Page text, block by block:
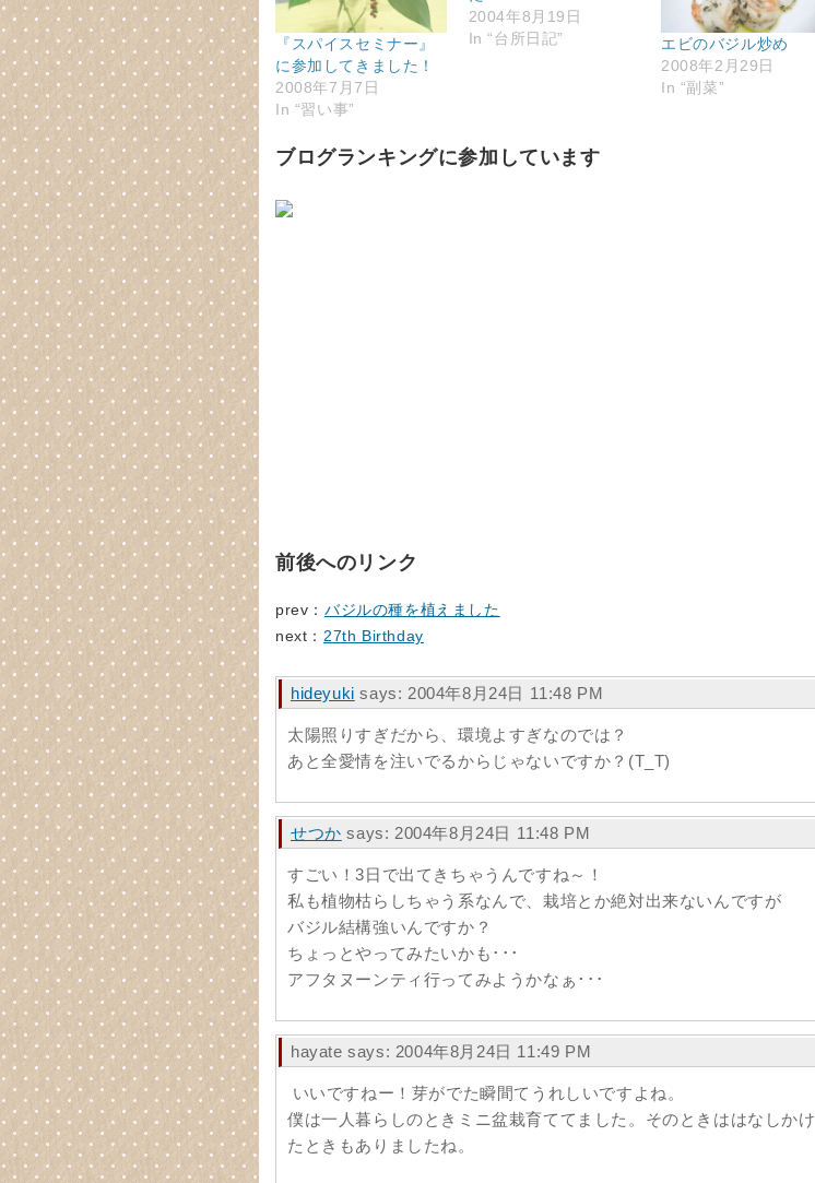
『スパイスセミナー』
に参加してきました！
2008年7月7日
In “習い事”
2004年8月19日
In “台所日記”
エビのバジル炒め
2008年2月29日
In “副菜”
ブログランキングに参加しています
前後へのリンク
prev： バジルの種を植えました
next： 27th Birthday
hideyuki says: 2004年8月24日 11:48 PM
太陽照りすぎだから、環境よすぎなのでは？
あと全愛情を注いでるからじゃないですか？(T_T)
せつか says: 2004年8月24日 11:48 PM
すごい！3日で出てきちゃうんですね～！
私も植物枯らしちゃう系なんで、栽培とか絶対出来ないんですが
バジル結構強いんですか？
ちょっとやってみたいかも･･･
アフタヌーンティ行ってみようかなぁ･･･
hayate says: 2004年8月24日 11:49 PM
いいですねー！芽がでた瞬間てうれしいですよね。
僕は一人暮らしのときミニ盆栽育ててました。そのときははなしかけ
たときもありましたね。